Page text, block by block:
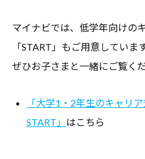
マイナビでは、低学年向けの
「START」もご用意しています
ぜひお子さまと一緒にご覧くだ
「大学1・2年生のキャリ
START」 はこちら